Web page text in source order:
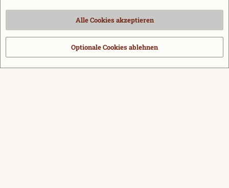
Cookies
Datenschutz
Hilfe und Impressum
Start
S
Community platform by XenForo® © 2010-2026 XenForo Ltd.
via s9e/MediaSites
Alle Cookies akzeptieren
Optionale Cookies ablehnen